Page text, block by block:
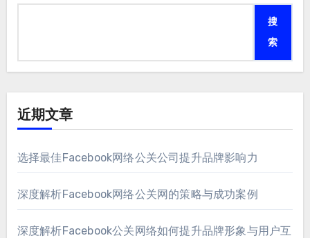
搜
索
近期文章
选择最佳Facebook网络公关公司提升品牌影响力
深度解析Facebook网络公关网的策略与成功案例
深度解析Facebook公关网络如何提升品牌形象与用户互